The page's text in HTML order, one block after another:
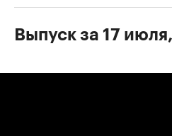
Выпуск за 17